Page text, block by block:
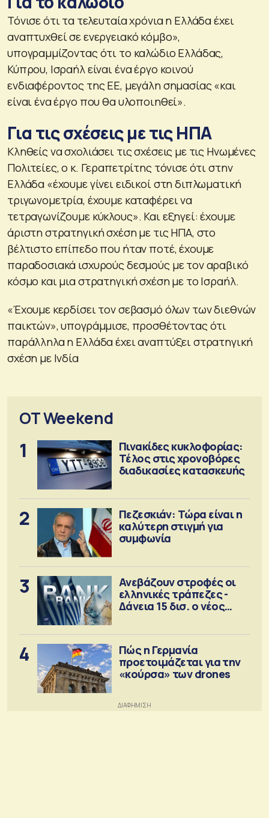
Τόνισε ότι τα τελευταία χρόνια η Ελλάδα έχει
αναπτυχθεί σε ενεργειακό κόμβο»,
υπογραμμίζοντας ότι το καλώδιο Ελλάδας,
Κύπρου, Ισραήλ είναι ένα έργο κοινού
ενδιαφέροντος της ΕΕ, μεγάλη σημασίας «και
είναι ένα έργο που θα υλοποιηθεί».
Για τις σχέσεις με τις ΗΠΑ
Κληθείς να σχολιάσει τις σχέσεις με τις Ηνωμένες
Πολιτείες, ο κ. Γεραπετρίτης τόνισε ότι στην
Ελλάδα «έχουμε γίνει ειδικοί στη διπλωματική
τριγωνομετρία, έχουμε καταφέρει να
τετραγωνίζουμε κύκλους». Και εξηγεί: έχουμε
άριστη στρατηγική σχέση με τις ΗΠΑ, στο
βέλτιστο επίπεδο που ήταν ποτέ, έχουμε
παραδοσιακά ισχυρούς δεσμούς με τον αραβικό
κόσμο και μια στρατηγική σχέση με το Ισραήλ.
«Έχουμε κερδίσει τον σεβασμό όλων των διεθνών
παικτών», υπογράμμισε, προσθέτοντας ότι
παράλληλα η Ελλάδα έχει αναπτύξει στρατηγική
σχέση με Ινδία
OT Weekend
1
Πινακίδες κυκλοφορίας:
Τέλος στις χρονοβόρες
διαδικασίες κατασκευής
2
Πεζεσκιάν: Τώρα είναι η
καλύτερη στιγμή για
συμφωνία
3
Ανεβάζουν στροφές οι
ελληνικές τράπεζες -
Δάνεια 15 δισ. ο νέος
4
Πώς η Γερμανία
προετοιμάζεται για την
«κούρσα» των drones